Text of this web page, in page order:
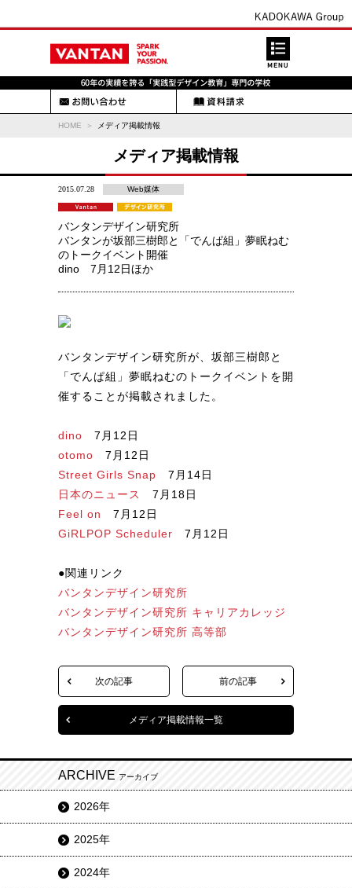
HOME メディア掲載情報
メディア掲載情報
2015.07.28 Web媒体
バンタンデザイン研究所
バンタンが坂部三樹郎と「でんぱ組」夢眠ねむ
のトークイベント開催
dino 7月12日ほか
バンタンデザイン研究所が、坂部三樹郎と
「でんぱ組」夢眠ねむのトークイベントを開
催することが掲載されました。
dino 7月12日
otomo 7月12日
Street Girls Snap 7月14日
日本のニュース
7月18日
Feel on
7月12日
GiRLPOP Scheduler 7月12日
●関連リンク
バンタンデザイン研究所
バンタンデザイン研究所 キャリアカレッジ
バンタンデザイン研究所 高等部
次の記事 前の記事
メディア掲載情報一覧
ARCHIVE アーカイブ
2026年
2025年
2024年